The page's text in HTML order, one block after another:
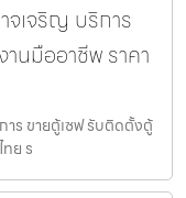
จเจริญ บริการ
นมืออาชีพ ราคา
าร ขายตู้เซฟ รับติดตั้งตู้
ย ร